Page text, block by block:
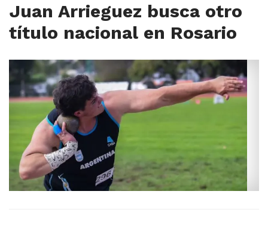
Juan Arrieguez busca otro
título nacional en Rosario